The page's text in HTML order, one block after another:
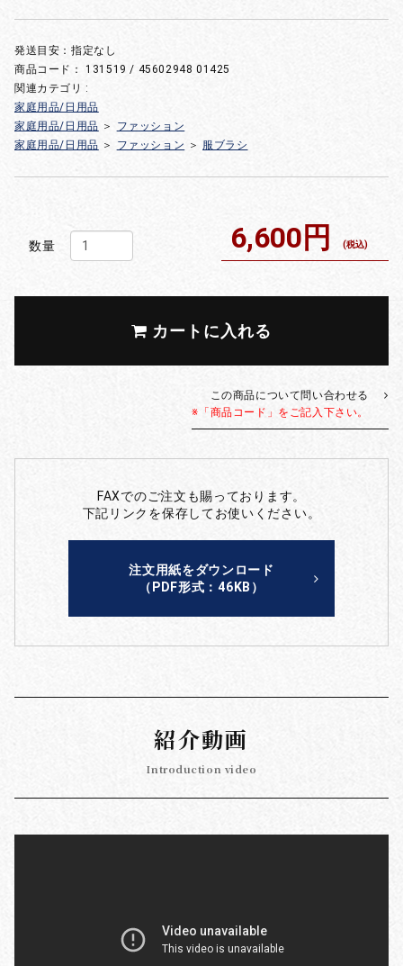
発送目安：指定なし
商品コード：131519 / 45602948 01425
関連カテゴリ :
家庭用品/日用品
家庭用品/日用品 ＞
ファッション
家庭用品/日用品 ＞ ファッション ＞ 服ブラシ
数量 6,600円 (税込)
カートに入れる
この商品について問い合わせる
※「商品コード」をご記入下さい。
FAXでのご注文も賜っております。
下記リンクを保存してお使いください。
注文用紙をダウンロード
（PDF形式：46KB）
紹介動画
Introduction video